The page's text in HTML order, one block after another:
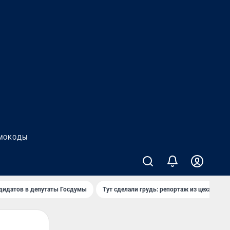
в депутаты Госдумы Тут сделали грудь: репортаж из цеха